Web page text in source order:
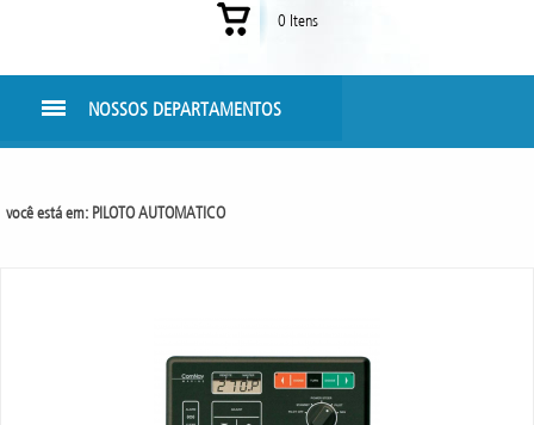
0 Itens
NOSSOS DEPARTAMENTOS
você está em: PILOTO AUTOMATICO